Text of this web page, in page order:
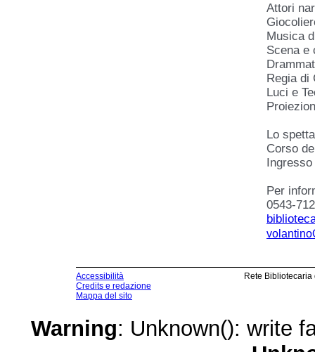
Attori
Musica
Scena e
Regia di
Luci e
Lo
Corso
Per
0543-
Accessibilità
Credits e redazione
Mappa del sito
Rete
Warning: Unknown(): write